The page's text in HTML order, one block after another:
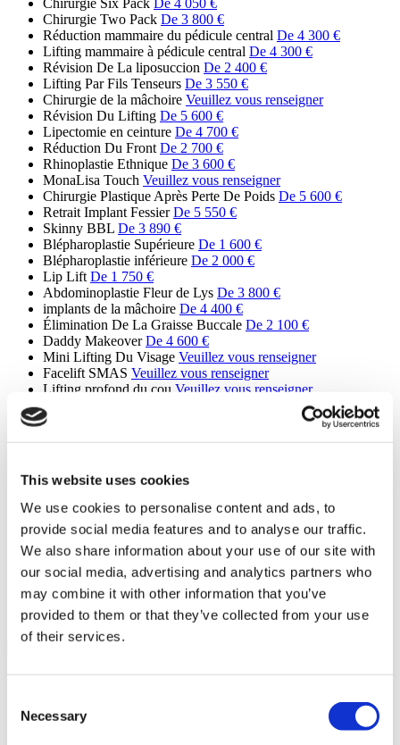
This website uses cookies
We use cookies to personalise content and ads, to
provide social media features and to analyse our traffic.
We also share information about your use of our site with
our social media, advertising and analytics partners who
may combine it with other information that you’ve
provided to them or that they’ve collected from your use
of their services.
Selection
Necessary
Chirurgie Two Pack De 3 800 €
Réduction mammaire du pédicule central De 4 300 €
Lifting mammaire à pédicule central De 4 300 €
Révision De La liposuccion De 2 400 €
Lifting Par Fils Tenseurs De 3 550 €
Chirurgie de la mâchoire Veuillez vous renseigner
Révision Du Lifting De 5 600 €
Lipectomie en ceinture De 4 700 €
Réduction Du Front De 2 700 €
Rhinoplastie Ethnique De 3 600 €
MonaLisa Touch Veuillez vous renseigner
Chirurgie Plastique Après Perte De Poids De 5 600 €
Retrait Implant Fessier De 5 550 €
Skinny BBL De 3 890 €
Blépharoplastie Supérieure De 1 600 €
Blépharoplastie inférieure De 2 000 €
Lip Lift De 1 750 €
Abdominoplastie Fleur de Lys De 3 800 €
implants de la mâchoire De 4 400 €
Élimination De La Graisse Buccale De 2 100 €
Daddy Makeover De 4 600 €
Mini Lifting Du Visage Veuillez vous renseigner
Facelift SMAS Veuillez vous renseigner
Lifting profond du cou Veuillez vous renseigner
Facelift MACS
Lifting du Haut du Dos
Veuillez vous renseigner
Lifting Facial Cendrillon Veuillez vous renseigner
Lifting du Mont de Vénus De 3 900 €
Réduction de l'aréole Veuillez vous renseigner
Lipœdème Veuillez vous renseigner
Septorhinoplastie de Révision Veuillez vous renseigner
Rhinoplastie ethnique de révision Veuillez vous renseigner
Male Body Sculpting Surgery Veuillez vous renseigner
Dermolipectomie Veuillez vous renseigner
Chondrolaryngoplastie Veuillez vous renseigner
Greffe de Cheveux (9 procedures)
Greffe De Cheveux De 2 600 €
Greffe de moustache